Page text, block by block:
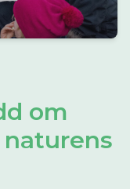
om
naturens